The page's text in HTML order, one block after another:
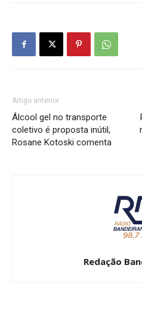
Artigo anterior
Álcool gel no transporte
coletivo é proposta inútil,
Rosane Kotoski comenta
Redação